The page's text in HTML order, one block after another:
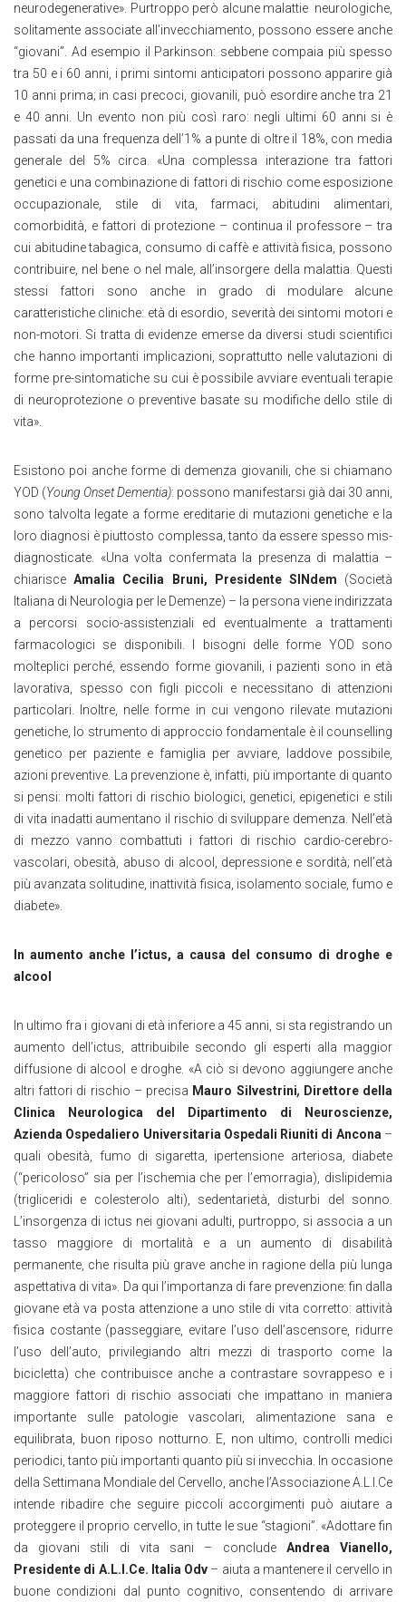
neurodegenerative». Purtroppo però alcune malattie neurologiche,
solitamente associate all’invecchiamento, possono essere anche
“giovani”. Ad esempio il Parkinson: sebbene compaia più spesso
tra 50 e i 60 anni, i primi sintomi anticipatori possono apparire già
10 anni prima; in casi precoci, giovanili, può esordire anche tra 21
e 40 anni. Un evento non più così raro: negli ultimi 60 anni si è
passati da una frequenza dell’1% a punte di oltre il 18%, con media
generale del 5% circa. «Una complessa interazione tra fattori
genetici e una combinazione di fattori di rischio come esposizione
occupazionale, stile di vita, farmaci, abitudini alimentari,
comorbidità, e fattori di protezione – continua il professore – tra
cui abitudine tabagica, consumo di caffè e attività fisica, possono
contribuire, nel bene o nel male, all’insorgere della malattia. Questi
stessi fattori sono anche in grado di modulare alcune
caratteristiche cliniche: età di esordio, severità dei sintomi motori e
non-motori. Si tratta di evidenze emerse da diversi studi scientifici
che hanno importanti implicazioni, soprattutto nelle valutazioni di
forme pre-sintomatiche su cui è possibile avviare eventuali terapie
di neuroprotezione o preventive basate su modifiche dello stile di
vita».
Esistono poi anche forme di demenza giovanili, che si chiamano
YOD (Young Onset Dementia): possono manifestarsi già dai 30 anni,
sono talvolta legate a forme ereditarie di mutazioni genetiche e la
loro diagnosi è piuttosto complessa, tanto da essere spesso mis-
diagnosticate. «Una volta confermata la presenza di malattia –
chiarisceAmalia Cecilia Bruni, Presidente SINdem (Società
Italiana di Neurologia per le Demenze) – la persona viene indirizzata
a percorsi socio-assistenziali ed eventualmente a trattamenti
farmacologici se disponibili. I bisogni delle forme YOD sono
molteplici perché, essendo forme giovanili, i pazienti sono in età
lavorativa, spesso con figli piccoli e necessitano di attenzioni
particolari. Inoltre, nelle forme in cui vengono rilevate mutazioni
genetiche, lo strumento di approccio fondamentale è il counselling
genetico per paziente e famiglia per avviare, laddove possibile,
azioni preventive. La prevenzione è, infatti, più importante di quanto
si pensi: molti fattori di rischio biologici, genetici, epigenetici e stili
di vita inadatti aumentano il rischio di sviluppare demenza. Nell’età
di mezzo vanno combattuti i fattori di rischio cardio-cerebro-
vascolari, obesità, abuso di alcool, depressione e sordità; nell’età
più avanzata solitudine, inattività fisica, isolamento sociale, fumo e
diabete».
In aumento anche l’ictus, a causa del consumo di droghe e
alcool
In ultimo fra i giovani di età inferiore a 45 anni, si sta registrando un
aumento dell’ictus, attribuibile secondo gli esperti alla maggior
diffusione di alcool e droghe. «A ciò si devono aggiungere anche
altri fattori di rischio – precisa Mauro Silvestrini, Direttore della
Clinica Neurologica del Dipartimento di Neuroscienze,
Azienda Ospedaliero Universitaria Ospedali Riuniti di Ancona –
quali obesità, fumo di sigaretta, ipertensione arteriosa, diabete
(“pericoloso” sia per l’ischemia che per l’emorragia), dislipidemia
(trigliceridi e colesterolo alti), sedentarietà, disturbi del sonno.
L’insorgenza di ictus nei giovani adulti, purtroppo, si associa a un
tasso maggiore di mortalità e a un aumento di disabilità
permanente, che risulta più grave anche in ragione della più lunga
aspettativa di vita». Da qui l’importanza di fare prevenzione: fin dalla
giovane età va posta attenzione a uno stile di vita corretto: attività
fisica costante (passeggiare, evitare l’uso dell’ascensore, ridurre
l’uso dell’auto, privilegiando altri mezzi di trasporto come la
bicicletta) che contribuisce anche a contrastare sovrappeso e i
maggiore fattori di rischio associati che impattano in maniera
importante sulle patologie vascolari, alimentazione sana e
equilibrata, buon riposo notturno. E, non ultimo, controlli medici
periodici, tanto più importanti quanto più si invecchia. In occasione
della Settimana Mondiale del Cervello, anche l’Associazione A.L.I.Ce
intende ribadire che seguire piccoli accorgimenti può aiutare a
proteggere il proprio cervello, in tutte le sue “stagioni”. «Adottare fin
da giovani stili di vita sani – conclude Andrea Vianello,
Presidente di A.L.I.Ce. Italia Odv – aiuta a mantenere il cervello in
buone condizioni dal punto cognitivo, consentendo di arrivare